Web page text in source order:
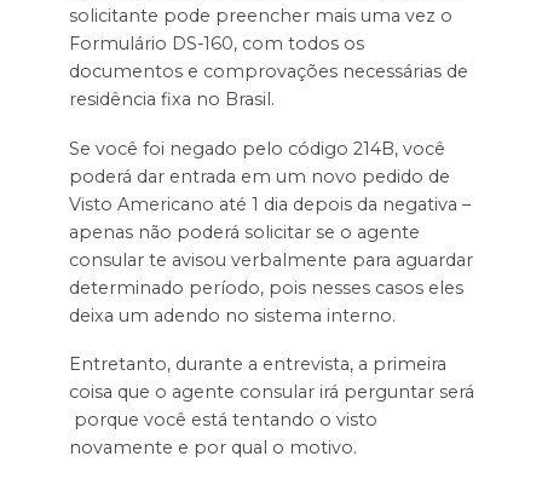
solicitante pode preencher mais uma vez o
Formulário DS-160, com todos os
documentos e comprovações necessárias de
residência fixa no Brasil.
Se você foi negado pelo código 214B, você
poderá dar entrada em um novo pedido de
Visto Americano até 1 dia depois da negativa –
apenas não poderá solicitar se o agente
consular te avisou verbalmente para aguardar
determinado período, pois nesses casos eles
deixa um adendo no sistema interno.
Entretanto, durante a entrevista, a primeira
coisa que o agente consular irá perguntar será
porque você está tentando o visto
novamente e por qual o motivo.